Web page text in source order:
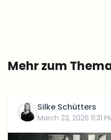
Mehr zum
Silke Schütters
March 23, 2026 11:31